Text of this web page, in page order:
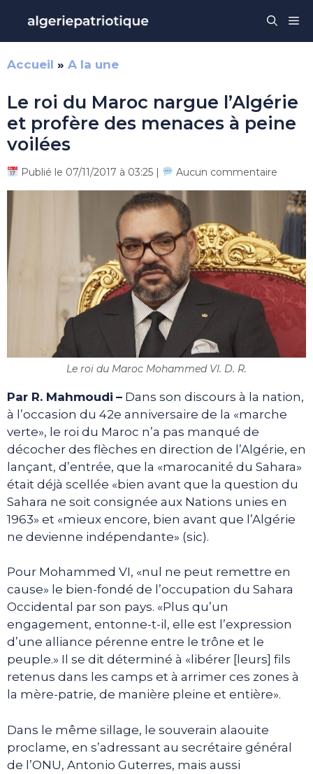
contenu
Accueil » A la une
Le roi du Maroc nargue l’Algérie
et profère des menaces à peine
voilées
Publié le 07/11/2017 à 03:25 | Aucun commentaire
Le roi du Maroc Mohammed VI. D. R.
Par R. Mahmoudi – Dans son discours à la nation,
à l’occasion du 42e anniversaire de la «marche
verte», le roi du Maroc n’a pas manqué de
décocher des flèches en direction de l’Algérie, en
lançant, d’entrée, que la «marocanité du Sahara»
était déjà scellée «bien avant que la question du
Sahara ne soit consignée aux Nations unies en
1963» et «mieux encore, bien avant que l’Algérie
ne devienne indépendante» (sic).
Pour Mohammed VI, «nul ne peut remettre en
cause» le bien-fondé de l’occupation du Sahara
Occidental par son pays. «Plus qu’un
engagement, entonne-t-il, elle est l’expression
d’une alliance pérenne entre le trône et le
peuple.» Il se dit déterminé à «libérer [leurs] fils
retenus dans les camps et à arrimer ces zones à
la mère-patrie, de manière pleine et entière».
Dans le même sillage, le souverain alaouite
proclame, en s’adressant au secrétaire général
de l’ONU, Antonio Guterres, mais aussi